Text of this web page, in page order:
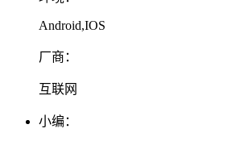
Android,IOS
厂商：
互联网
小编：